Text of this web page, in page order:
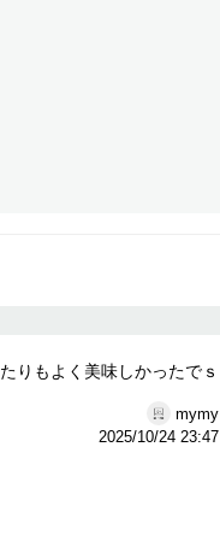
りもよく美味しかったでｓ
mymy
2025/10/24 23:47